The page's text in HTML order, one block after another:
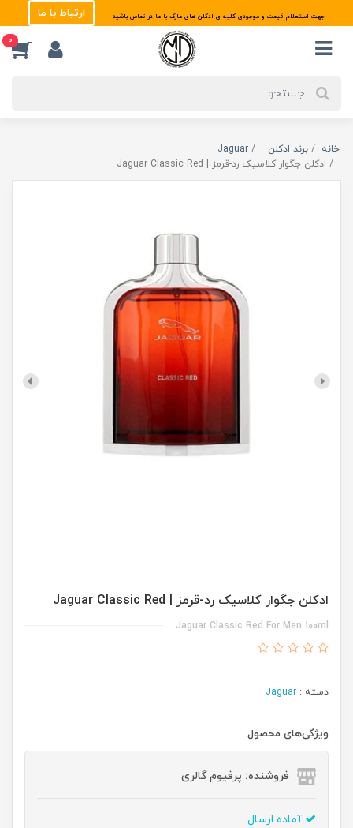
جهت استعلام قیمت و موجودی کلیه ی ادکلن های مارک با ما در تماس باشید ارتباط با ما
0
خانه برند ادکلن
Jaguar
ادکلن جگوار کلاسیک رد-قرمز | Jaguar Classic Red
ادکلن جگوار کلاسیک رد-قرمز | Jaguar Classic Red
Jaguar Classic Red For Men 100ml
دسته : Jaguar
ویژگی‌های محصول
فروشنده: پرفیوم گالری
آماده ارسال